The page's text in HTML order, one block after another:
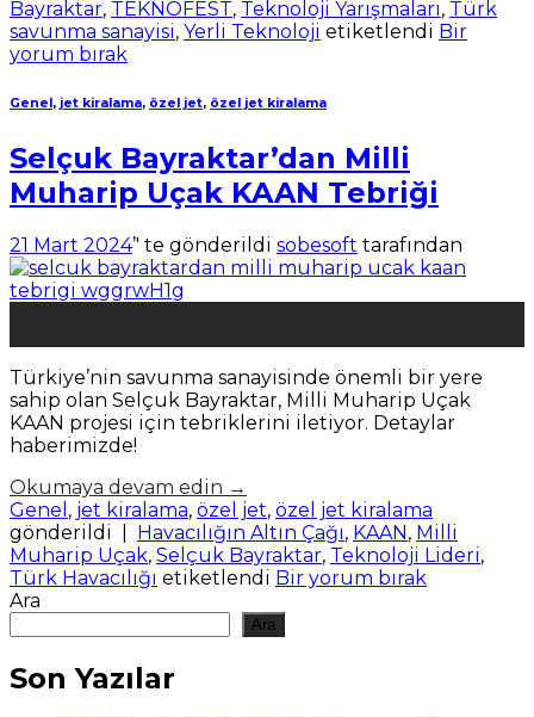
Bayraktar, TEKNOFEST, Teknoloji Yarışmaları, Türk
savunma sanayisi, Yerli Teknoloji etiketlendi Bir
yorum bırak
Genel, jet kiralama, özel jet, özel jet kiralama
Selçuk Bayraktar’dan Milli
Muharip Uçak KAAN Tebriği
21 Mart 2024’' te gönderildi sobesoft tarafından
Türkiye’nin savunma sanayisinde önemli bir yere
sahip olan Selçuk Bayraktar, Milli Muharip Uçak
KAAN projesi için tebriklerini iletiyor. Detaylar
haberimizde!
Okumaya devam edin →
Genel , jet kiralama, özel jet, özel jet kiralama
gönderildi
Havacılığın Altın Çağı, KAAN, Milli
Muharip Uçak, Selçuk Bayraktar, Teknoloji Lideri,
Türk Havacılığı etiketlendi Bir yorum bırak
Ara
Ara
Son Yazılar